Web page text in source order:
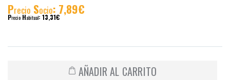
Precio Socio: 7,89€
Precio Habitual: 13,31€
AÑADIR AL CARRITO